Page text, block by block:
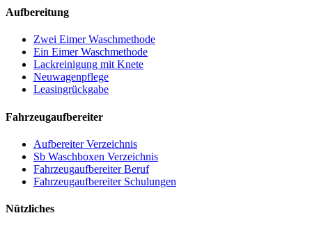
Aufbereitung
Zwei Eimer Waschmethode
Ein Eimer Waschmethode
Lackreinigung mit Knete
Neuwagenpflege
Leasingrückgabe
Fahrzeugaufbereiter
Aufbereiter Verzeichnis
Sb Waschboxen Verzeichnis
Fahrzeugaufbereiter Beruf
Fahrzeugaufbereiter Schulungen
Nützliches